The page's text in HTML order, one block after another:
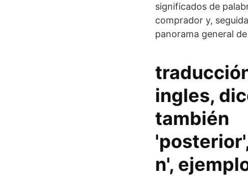
significados de
comprador y,
panorama general
ingles,
también
n',